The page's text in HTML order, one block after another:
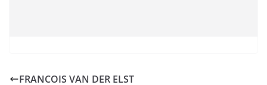
FRANCOIS VAN DER ELST